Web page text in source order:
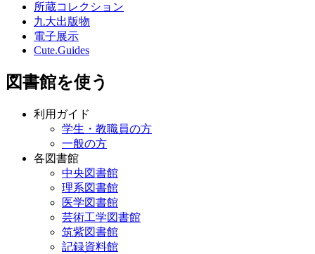
所蔵コレクション
九大出版物
電子展示
Cute.Guides
図書館を使う
利用ガイド
学生・教職員の方
一般の方
各図書館
中央図書館
理系図書館
医学図書館
芸術工学図書館
筑紫図書館
記録資料館